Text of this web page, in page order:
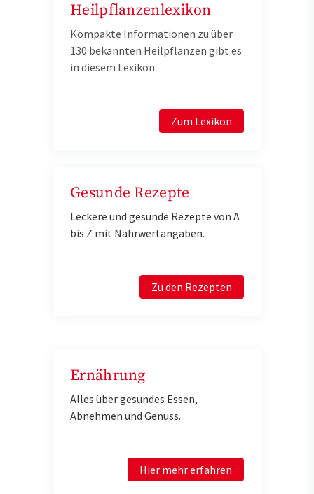
Heilpflanzenlexikon
Kompakte Informationen zu über
130 bekannten Heilpflanzen gibt es
in diesem Lexikon.
Zum Lexikon
Gesunde Rezepte
Leckere und gesunde Rezepte von A
bis Z mit Nährwertangaben.
Zu den Rezepten
Ernährung
Alles über gesundes Essen,
Abnehmen und Genuss.
Hier mehr erfahren